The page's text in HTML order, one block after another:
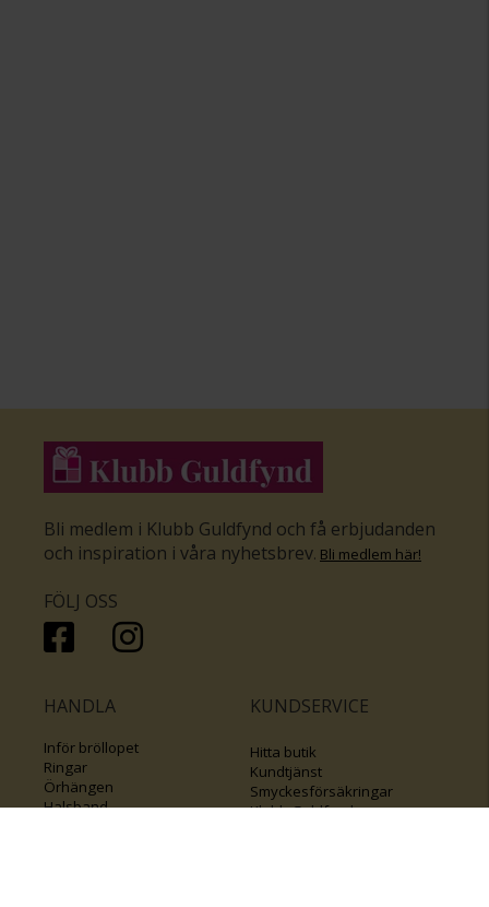
Bli medlem i Klubb Guldfynd och få erbjudanden
och inspiration i våra nyhetsbrev. Bli medlem här!
FÖLJ OSS
HANDLA
Inför bröllopet
Ringar
Örhängen
Halsband
KUNDSERVICE
Hitta butik
Kundtjänst
Smyckesförsäkringar
Klubb Guldfynd